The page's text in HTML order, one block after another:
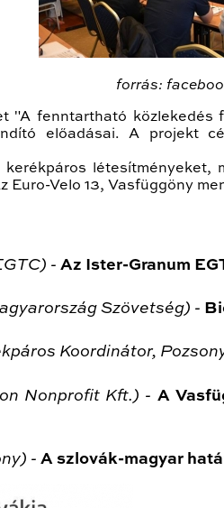
forrás:
"A fenntartható
előadásai. A projekt
Euro-Velo 13, Vasfüggöny
- Az Ister-Granum
Szövetség) -
Koordinátor,
Nonprofit Kft.) - A
- A szlovák-magyar